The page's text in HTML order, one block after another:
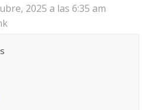
2025 a las 6:35 am